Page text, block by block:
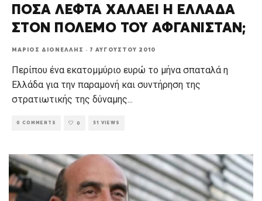
ΠΟΣΑ ΛΕΦΤΑ ΧΑΛΑΕΙ Η ΕΛΛΑΔΑ
ΣΤΟΝ ΠΟΛΕΜΟ ΤΟΥ ΑΦΓΑΝΙΣΤΑΝ;
ΜΆΡΙΟΣ ΔΙΟΝΈΛΛΗΣ · 7 ΑΥΓΟΎΣΤΟΥ 2010
Περίπου ένα εκατομμύριο ευρώ το μήνα σπαταλά η
Ελλάδα για την παραμονή και συντήρηση της
στρατιωτικής της δύναμης...
0 COMMENTS 0 51 VIEWS